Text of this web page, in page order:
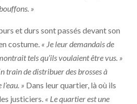
»
et durs sont passés devant son
costume. « Je leur demandais de
tels qu’ils voulaient être vus. »
train de distribuer des brosses à
» Dans leur quartier, là où ils
justiciers. « Le quartier est une